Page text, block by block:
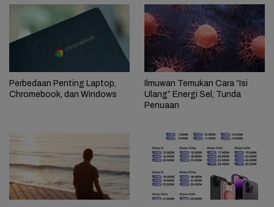
Perbedaan Penting Laptop,
Chromebook, dan Windows
Ilmuwan Temukan Cara “Isi
Ulang” Energi Sel, Tunda
Penuaan